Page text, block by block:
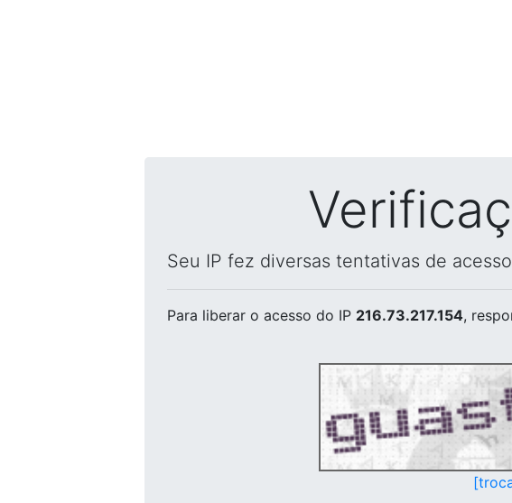
Seu IP fez diversas tentativas de
Para liberar o acesso do IP 216.73.217.154,